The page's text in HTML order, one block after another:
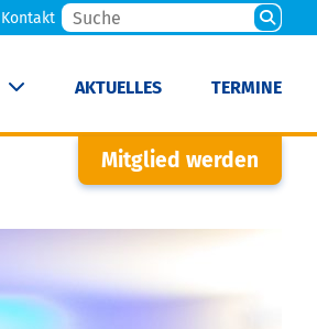
Kontakt
AKTUELLES TERMINE
Mitglied werden